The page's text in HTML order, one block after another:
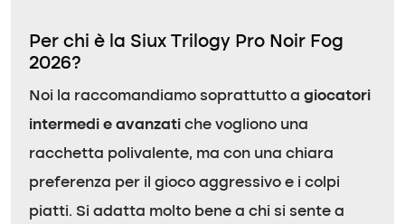
Per chi è la Siux Trilogy Pro Noir Fog
2026?
Noi la raccomandiamo soprattutto a giocatori
intermedi e avanzati che vogliono una
racchetta polivalente, ma con una chiara
preferenza per il gioco aggressivo e i colpi
piatti. Si adatta molto bene a chi si sente a